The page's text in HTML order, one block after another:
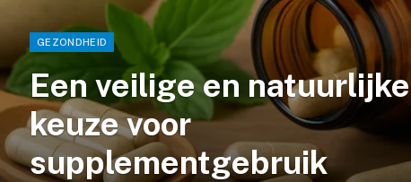
GEZONDHEID
Een veilige en natuurlijke
keuze voor
supplementgebruik